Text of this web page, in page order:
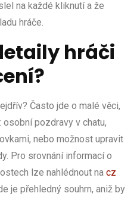
na každé kliknutí a že
hráče.
hráči
Často jde o malé věci,
pozdravy v chatu,
nebo možnost upravit
Pro srovnání informací o
lze nahlédnout na cz
je přehledný souhrn, aniž by